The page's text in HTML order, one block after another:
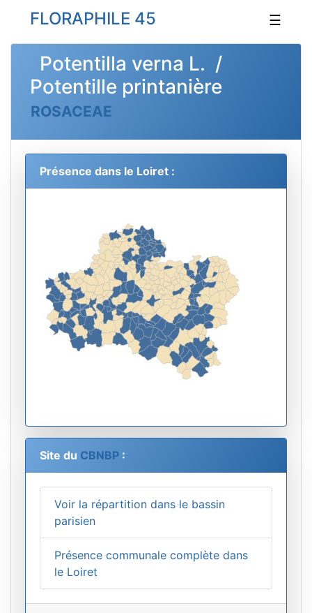
FLORAPHILE 45 ☰
Potentilla verna L. /
Potentille printanière
ROSACEAE
Présence dans le Loiret :
Site du CBNBP :
Voir la répartition dans le bassin
parisien
Présence communale complète dans
le Loiret